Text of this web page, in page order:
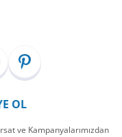
OL
ve Kampanyalarımızdan